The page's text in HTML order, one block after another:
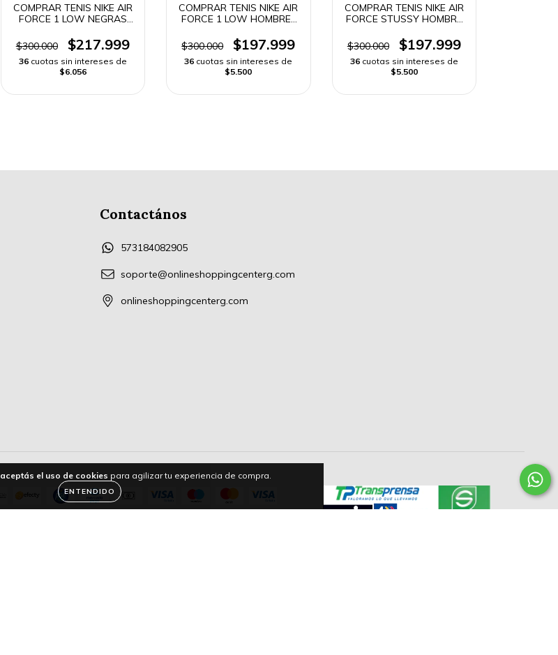
aceptás el uso de cookies para agilizar tu experiencia de compra.
ENTENDIDO
COMPRAR TENIS NIKE AIR
FORCE 1 LOW NEGRAS
$300.000
$217.999
36 cuotas sin intereses de
$6.056
COMPRAR TENIS NIKE AIR
FORCE 1 LOW HOMBRE |
$300.000
$197.999
36 cuotas sin intereses de
$5.500
COMPRAR TENIS NIKE AIR
FORCE STUSSY HOMBRE
$300.000
$197.999
36 cuotas sin intereses de
$5.500
Contactános
573184082905
soporte@onlineshoppingcenterg.com
onlineshoppingcenterg.com